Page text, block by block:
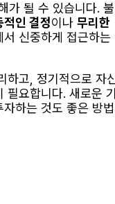
가 될 수 있습니다. 불
적인 결정이나 무리한
신중하게 접근하는
하고, 정기적으로 자
필요합니다. 새로운
하는 것도 좋은 방법